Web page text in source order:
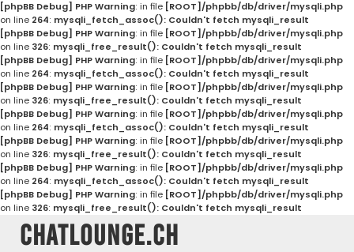
[phpBB Debug] PHP Warning: in file [ROOT]/phpbb/db/driver/mysqli.php
on line 264: mysqli_fetch_assoc(): Couldn't fetch mysqli_result
[phpBB Debug] PHP Warning: in file [ROOT]/phpbb/db/driver/mysqli.php
on line 326: mysqli_free_result(): Couldn't fetch mysqli_result
[phpBB Debug] PHP Warning: in file [ROOT]/phpbb/db/driver/mysqli.php
on line 264: mysqli_fetch_assoc(): Couldn't fetch mysqli_result
[phpBB Debug] PHP Warning: in file [ROOT]/phpbb/db/driver/mysqli.php
on line 326: mysqli_free_result(): Couldn't fetch mysqli_result
[phpBB Debug] PHP Warning: in file [ROOT]/phpbb/db/driver/mysqli.php
on line 264: mysqli_fetch_assoc(): Couldn't fetch mysqli_result
[phpBB Debug] PHP Warning: in file [ROOT]/phpbb/db/driver/mysqli.php
on line 326: mysqli_free_result(): Couldn't fetch mysqli_result
[phpBB Debug] PHP Warning: in file [ROOT]/phpbb/db/driver/mysqli.php
on line 264: mysqli_fetch_assoc(): Couldn't fetch mysqli_result
[phpBB Debug] PHP Warning: in file [ROOT]/phpbb/db/driver/mysqli.php
on line 326: mysqli_free_result(): Couldn't fetch mysqli_result
Chatlounge.ch